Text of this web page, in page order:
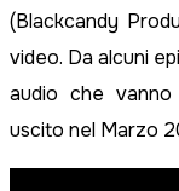
(Blackcandy
video. Da alcuni
audio che
uscito nel Marzo